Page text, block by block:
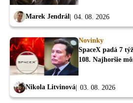
Marek Jendrál 04. 08. 2026
Novinky
SpaceX padá 7
108. Najhoršie
Nikola Litvinová 03. 08. 2026